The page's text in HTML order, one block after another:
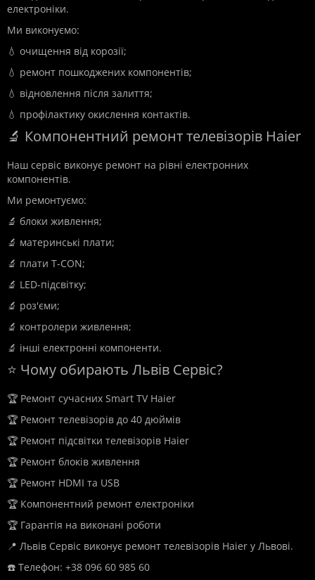
електроніки.
Ми виконуємо:
💧 очищення від корозії;
💧 ремонт пошкоджених компонентів;
💧 відновлення після залиття;
💧 профілактику окислення контактів.
🔬 Компонентний ремонт телевізорів Haier
Наш сервіс виконує ремонт на рівні електронних
компонентів.
Ми ремонтуємо:
🔬 блоки живлення;
🔬 материнські плати;
🔬 плати T-CON;
🔬 LED-підсвітку;
🔬 роз'єми;
🔬 контролери живлення;
🔬 інші електронні компоненти.
⭐ Чому обирають Львів Сервіс?
🏆 Ремонт сучасних Smart TV Haier
🏆 Ремонт телевізорів до 40 дюймів
🏆 Ремонт підсвітки телевізорів Haier
🏆 Ремонт блоків живлення
🏆 Ремонт HDMI та USB
🏆 Компонентний ремонт електроніки
🏆 Гарантія на виконані роботи
📍 Львів Сервіс виконує ремонт телевізорів Haier у Львові.
☎️ Телефон: +38 096 60 985 60